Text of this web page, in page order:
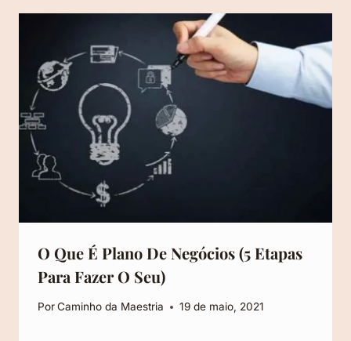
O Que É Plano De Negócios (5 Etapas
Para Fazer O Seu)
PorCaminho da Maestria 19 de maio, 2021